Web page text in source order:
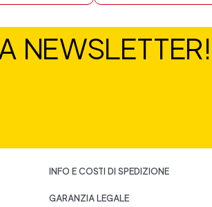
INFO E COSTI DI SPEDIZIONE
GARANZIA LEGALE